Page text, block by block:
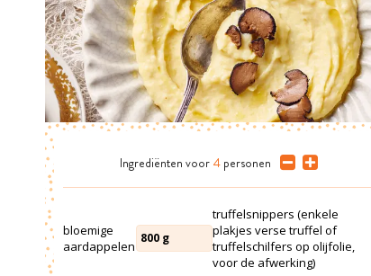
Ingrediënten voor 4 personen
bloemige
aardappelen 800 g
truffelsnippers (enkele
plakjes verse truffel of
truffelschilfers op olijfolie,
voor de afwerking)